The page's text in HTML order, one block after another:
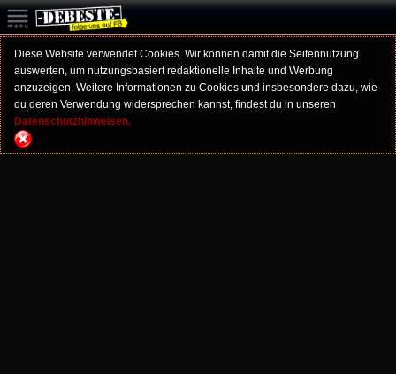
Diese Website verwendet Cookies. Wir können damit die Seitennutzung
auswerten, um nutzungsbasiert redaktionelle Inhalte und Werbung
anzuzeigen. Weitere Informationen zu Cookies und insbesondere dazu, wie
du deren Verwendung widersprechen kannst, findest du in unseren
Datenschutzhinweisen.